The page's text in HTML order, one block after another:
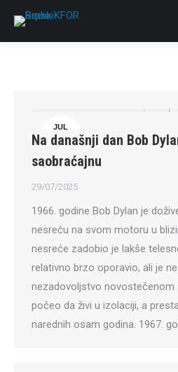
JUL
29
Na današnji dan Bob
saobraćajnu
29/07/2025
1966. godine Bob Dylan je
nesreću na svom motoru u
nesreće zadobio je lakše
relativno brzo oporavio, ali je
nezadovoljstvo novostečenom
počeo da živi u izolaciji, a
narednih osam godina. 1967.